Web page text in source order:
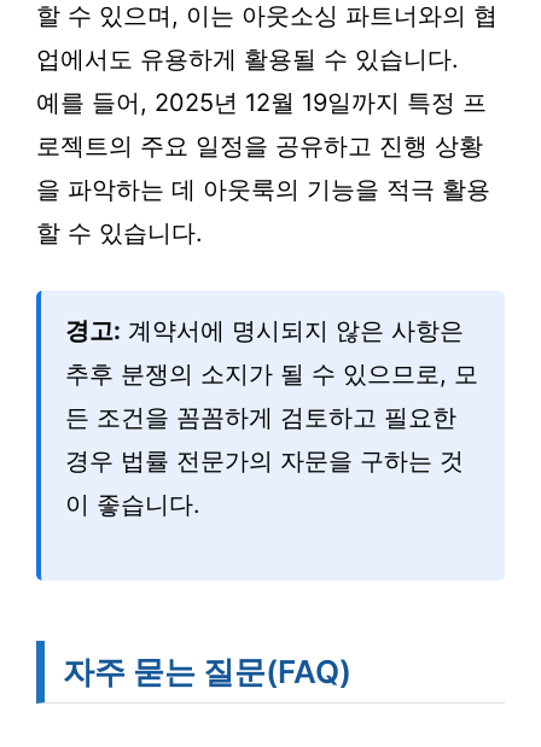
할 수 있으며, 이는 아웃소싱 파트너와의 협
업에서도 유용하게 활용될 수 있습니다.
예를 들어, 2025년 12월 19일까지 특정 프
로젝트의 주요 일정을 공유하고 진행 상황
을 파악하는 데 아웃룩의 기능을 적극 활용
할 수 있습니다.
경고: 계약서에 명시되지 않은 사항은
추후 분쟁의 소지가 될 수 있으므로, 모
든 조건을 꼼꼼하게 검토하고 필요한
경우 법률 전문가의 자문을 구하는 것
이 좋습니다.
자주 묻는 질문(FAQ)